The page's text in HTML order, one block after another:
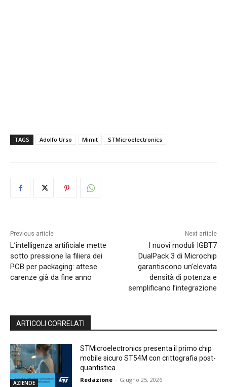
TAGS Adolfo Urso Mimit STMicroelectronics
Previous article
L’intelligenza artificiale mette
sotto pressione la filiera dei
PCB per packaging: attese
carenze già da fine anno
Next article
I nuovi moduli IGBT7
DualPack 3 di Microchip
garantiscono un’elevata
densità di potenza e
semplificano l’integrazione
ARTICOLI CORRELATI
AZIENDE
STMicroelectronics presenta il primo chip
mobile sicuro ST54M con crittografia post-
quantistica
Redazione - Giugno 25, 2026